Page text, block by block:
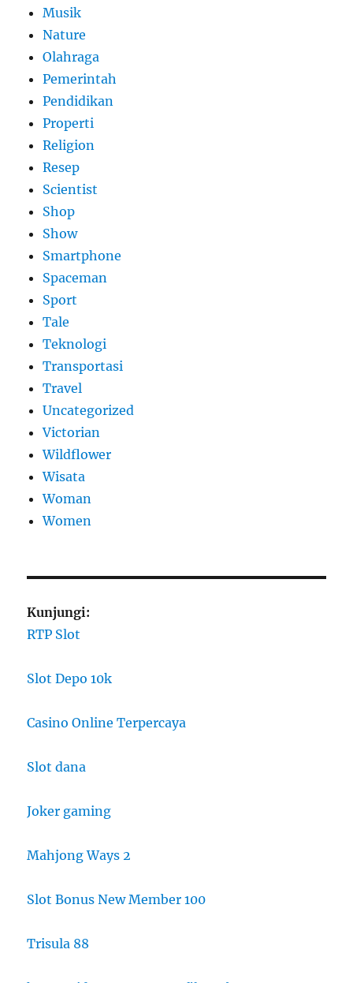
Musik
Nature
Olahraga
Pemerintah
Pendidikan
Properti
Religion
Resep
Scientist
Shop
Show
Smartphone
Spaceman
Sport
Tale
Teknologi
Transportasi
Travel
Uncategorized
Victorian
Wildflower
Wisata
Woman
Women
Kunjungi:
RTP Slot
Slot Depo 10k
Casino Online Terpercaya
Slot dana
Joker gaming
Mahjong Ways 2
Slot Bonus New Member 100
Trisula 88